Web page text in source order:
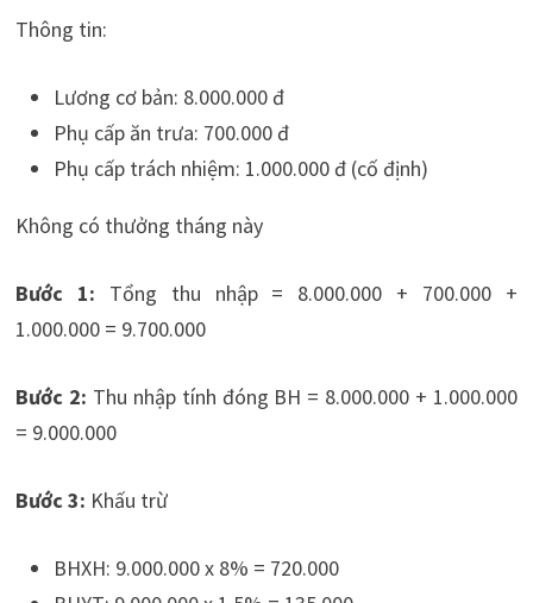
Thông tin:
Lương cơ bản: 8.000.000 đ
Phụ cấp ăn trưa: 700.000 đ
Phụ cấp trách nhiệm: 1.000.000 đ (cố định)
Không có thưởng tháng này
Bước 1: Tổng thu nhập = 8.000.000 + 700.000 +
1.000.000 = 9.700.000
Bước 2: Thu nhập tính đóng BH = 8.000.000 + 1.000.000
= 9.000.000
Bước 3: Khấu trừ
BHXH: 9.000.000 x 8% = 720.000